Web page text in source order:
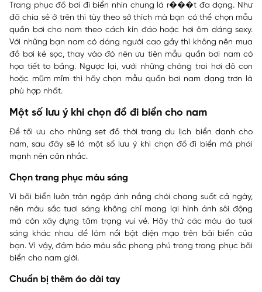
Trang phục đồ bơi đi biển nhìn chung là r���t đa dạng. Như
đã chia sẻ ở trên thì tùy theo sở thích mà bạn có thể chọn mẫu
quần bơi cho nam theo cách kín đáo hoặc hơi ôm dáng sexy.
Với những bạn nam có dáng người cao gầy thì không nên mua
đồ bơi kẻ sọc, thay vào đó nên ưu tiên mẫu quần bơi nam có
họa tiết to bảng. Ngược lại, vưới những chàng trai hơi đô con
hoặc mũm mĩm thì hãy chọn mẫu quần bơi nam dạng trơn là
phù hợp nhất.
Một số lưu ý khi chọn đồ đi biển cho nam
Để tối ưu cho những set đồ thời trang du lịch biển danh cho
nam, sau đây sẽ là một số lưu ý khi chọn đồ đi biển mà phái
mạnh nên cân nhắc.
Chọn trang phục màu sáng
Vì bãi biển luôn tràn ngập ánh nắng chói chang suốt cả ngày,
nên màu sắc tươi sáng không chỉ mang lại hình ảnh sôi động
mà còn xây dựng tâm trạng vui vẻ. Hãy thử các màu áo tươi
sáng khác nhau để làm nổi bật diện mạo trên bãi biển của
bạn. Vì vậy, đảm bảo màu sắc phong phú trong trang phục bãi
biển cho nam giới.
Chuẩn bị thêm áo dài tay